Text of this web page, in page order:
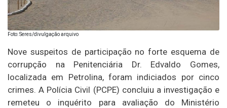
Foto: Seres/divulgação arquivo
Nove suspeitos de participação no forte esquema de
corrupção na Penitenciária Dr. Edvaldo Gomes,
localizada em Petrolina, foram indiciados por cinco
crimes. A Polícia Civil (PCPE) concluiu a investigação e
remeteu o inquérito para avaliação do Ministério